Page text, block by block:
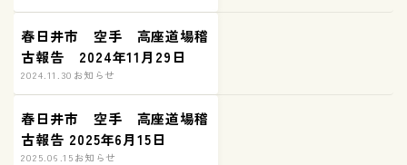
春日井市 空手 高座道場稽
古報告 2024年11月29日
2024.11.30 お知らせ
春日井市 空手 高座道場稽
古報告 2025年6月15日
2025.06.15お知らせ